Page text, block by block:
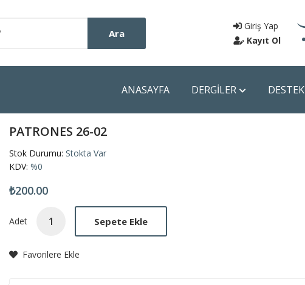
Ara
Giriş Yap
Kayıt Ol
Sepete Git
ANASAYFA DERGİLER DESTEK
PATRONES 26-02
Stok Durumu: Stokta Var
KDV: %0
₺200.00
Adet Sepete Ekle
Favorilere Ekle